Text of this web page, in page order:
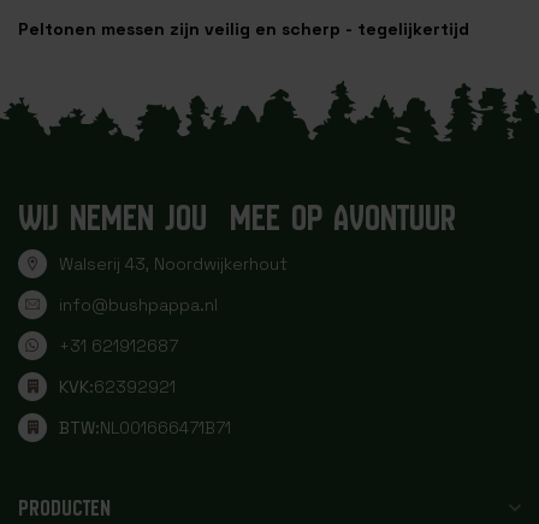
Peltonen messen zijn veilig en scherp - tegelijkertijd
WIJ NEMEN JOU MEE OP AVONTUUR
Walserij 43, Noordwijkerhout
info@bushpappa.nl
+31 621912687
KVK:62392921
BTW:NL001666471B71
PRODUCTEN